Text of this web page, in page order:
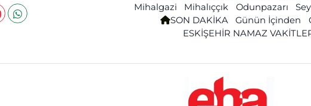
Mihalgazi
Mihalıççık Odunpazarı
SON DAKİKA
Günün İçinden
ESKİŞEHİR NAMAZ